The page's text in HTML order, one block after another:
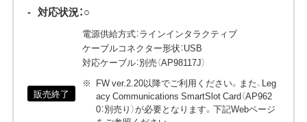
- 対応状況：○
販売終了
電源供給方式：ラインインタラクティブ
ケーブルコネクター形状：USB
対応ケーブル：別売（AP98117J）
FW ver.2.20以降でご利用ください。また、Leg
acy Communications SmartSlot Card（AP962
0：別売り）が必要となります。下記Webページ